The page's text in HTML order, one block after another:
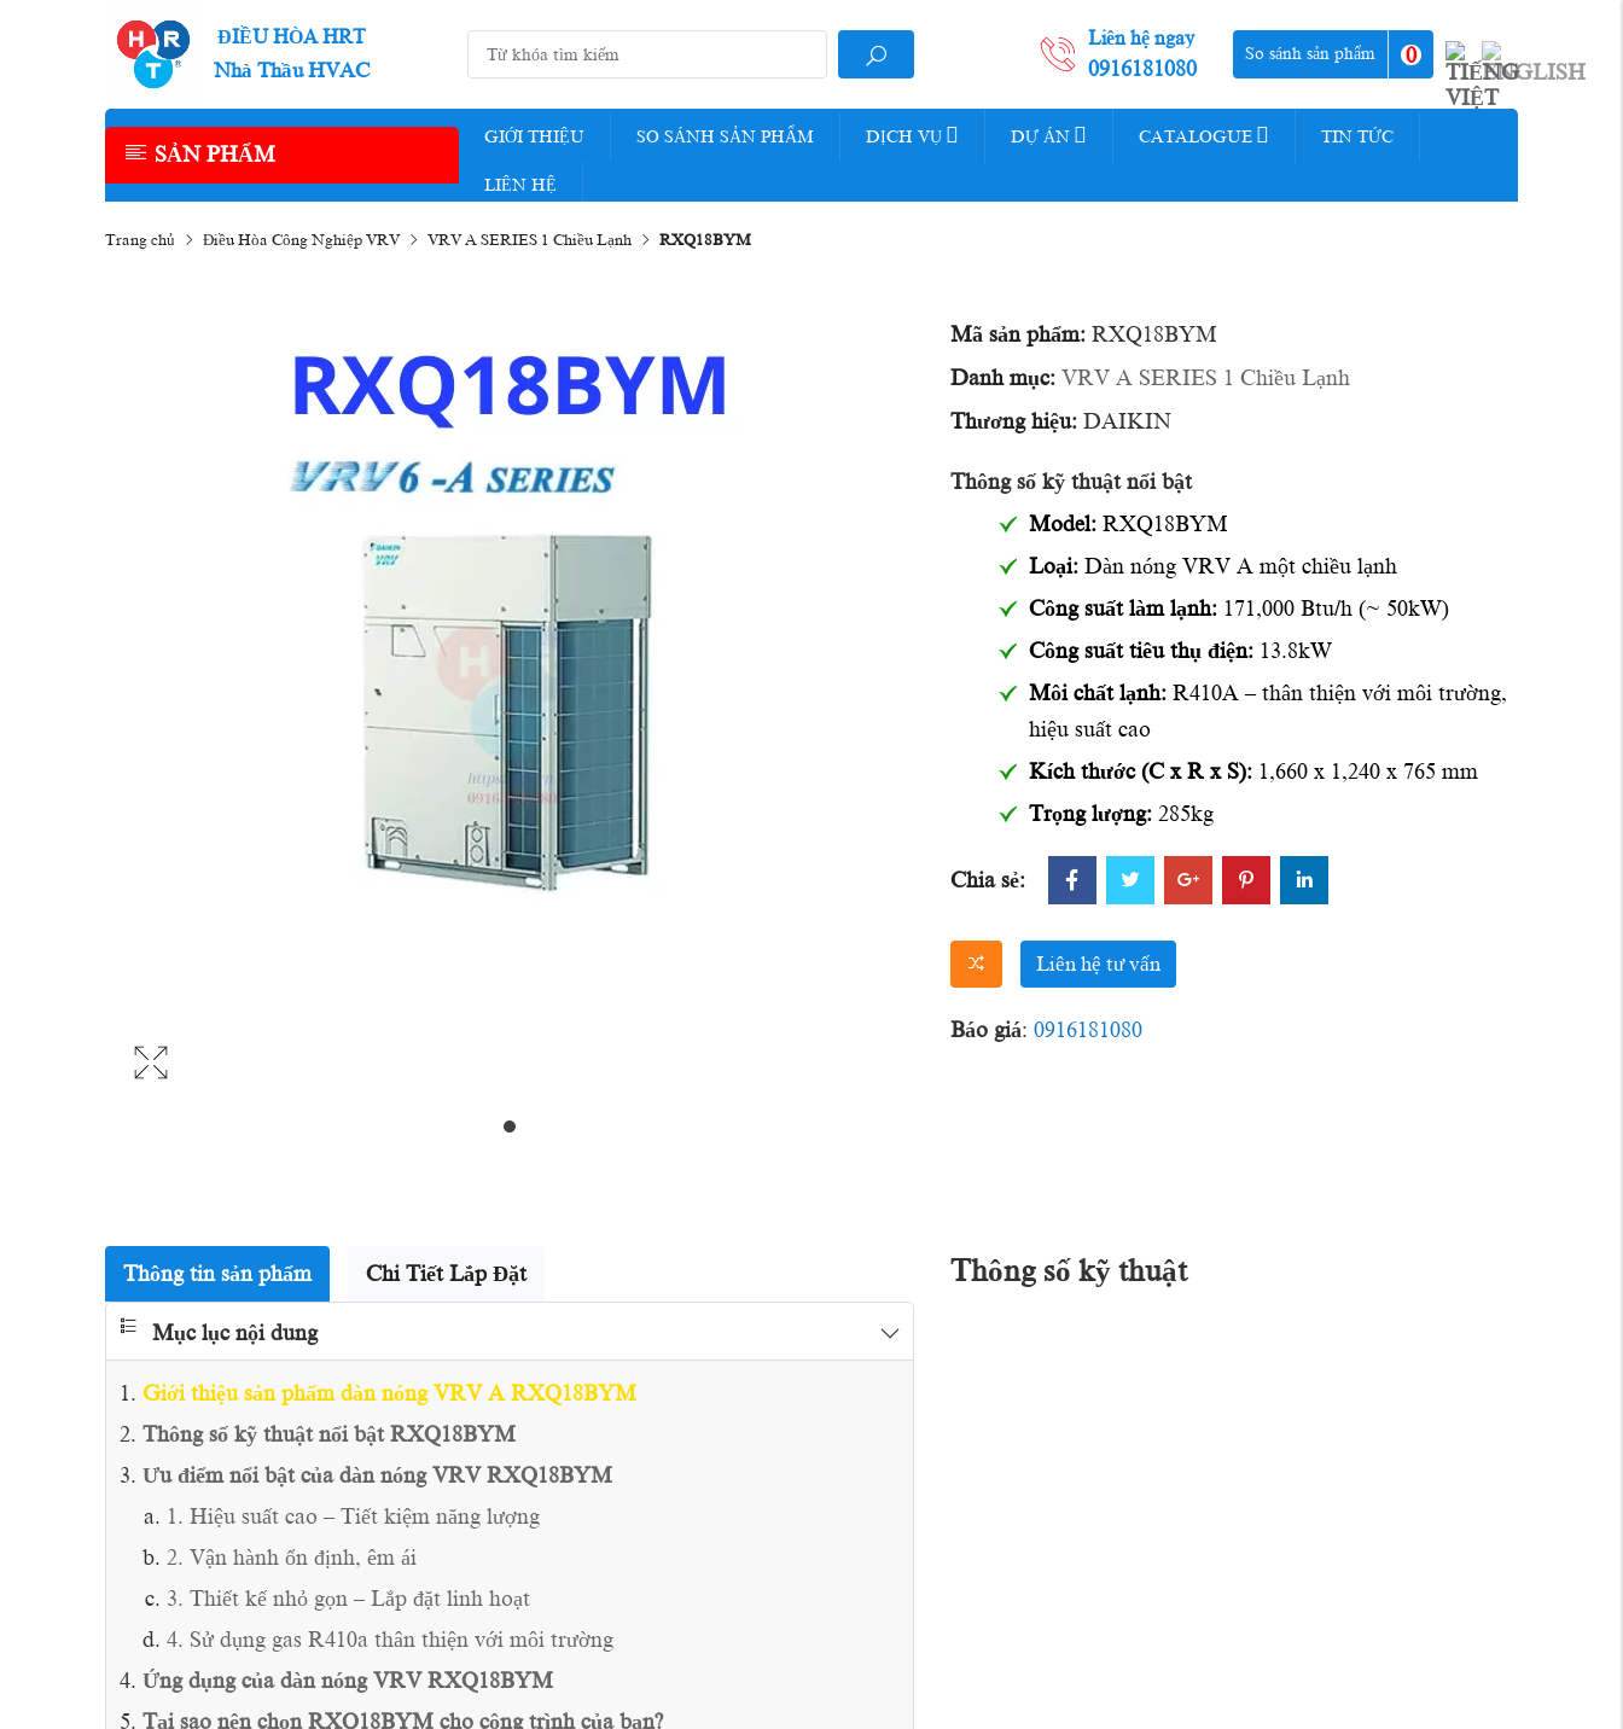
ĐIỀU HÒA HRT
Nhà Thầu HVAC
Liên hệ ngay
0916181080
So sánh sản phẩm 0
SẢN PHẨM
GIỚI THIỆU SO SÁNH SẢN PHẨM DỊCH VỤ DỰ ÁN CATALOGUE TIN TỨC
LIÊN HỆ
Trang chủ Điều Hòa Công Nghiệp VRV VRV A SERIES 1 Chiều Lạnh RXQ18BYM
Mã sản phẩm: RXQ18BYM
Danh mục: VRV A SERIES 1 Chiều Lạnh
Thương hiệu: DAIKIN
Thông số kỹ thuật nổi bật
Model:RXQ18BYM
Loại:Dàn nóng VRV A một chiều lạnh
Công suất làm lạnh:171,000 Btu/h (~ 50kW)
Công suất tiêu thụ điện:13.8kW
Môi chất lạnh:R410A – thân thiện với môi trường,
hiệu suất cao
Kích thước (C x R x S):1,660 x 1,240 x 765 mm
Trọng lượng:285kg
Chia sẻ:
Liên hệ tư vấn
Báo giá: 0916181080
Thông tin sản phẩm Chi Tiết Lắp Đặt
Mục lục nội dung
Giới thiệu sản phẩm dàn nóng VRV A RXQ18BYM
Thông số kỹ thuật nổi bật RXQ18BYM
Ưu điểm nổi bật của dàn nóng VRV RXQ18BYM
1. Hiệu suất cao – Tiết kiệm năng lượng
2. Vận hành ổn định, êm ái
3. Thiết kế nhỏ gọn – Lắp đặt linh hoạt
4. Sử dụng gas R410a thân thiện với môi trường
Ứng dụng của dàn nóng VRV RXQ18BYM
Tại sao nên chọn RXQ18BYM cho công trình của bạn?
Thông số kỹ thuật